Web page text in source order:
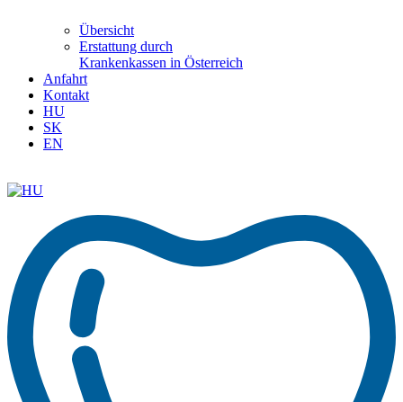
Übersicht
Erstattung durch
Krankenkassen in Österreich
Anfahrt
Kontakt
HU
SK
EN